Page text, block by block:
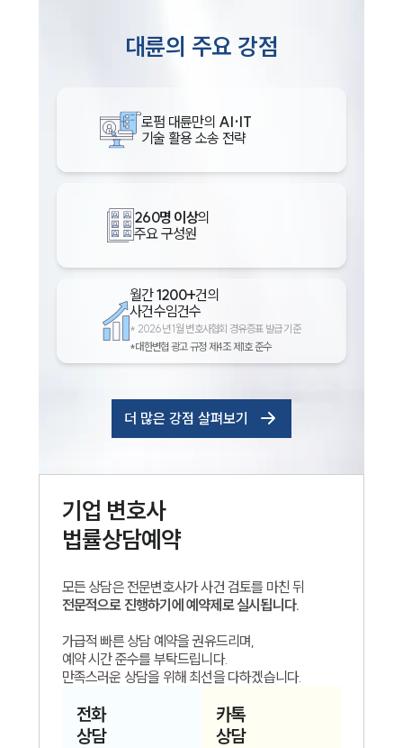
대륜의 주요 강점
로펌 대륜만의 AI·IT
기술 활용 소송 전략
260명 이상의
주요 구성원
월간1200+건의
사건수임건수
* 2026년 1월 변호사협회 경유증표 발급 기준
*대한변협 광고 규정 제4조 제1호 준수
더 많은 강점 살펴보기
기업 변호사
법률상담예약
모든 상담은 전문변호사가 사건 검토를 마친 뒤
전문적으로 진행하기에 예약제로 실시됩니다.
가급적 빠른 상담 예약을 권유드리며,
예약 시간 준수를 부탁드립니다.
만족스러운 상담을 위해 최선을 다하겠습니다.
전화
상담
카톡
상담